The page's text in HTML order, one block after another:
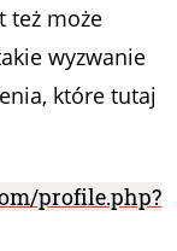
też może
wyzwanie
które tutaj
profile.php?